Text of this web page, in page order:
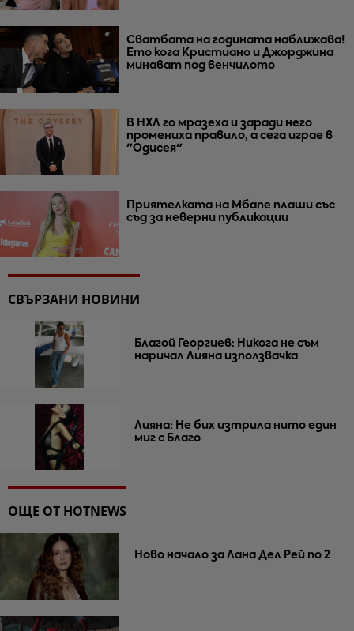
Сватбата на годината наближава!
Ето кога Кристиано и Джорджина
минават под венчилото
В НХЛ го мразеха и заради него
промениха правило, а сега играе в
"Одисея"
Приятелката на Мбапе плаши със
съд за неверни публикации
СВЪРЗАНИ НОВИНИ
Благой Георгиев: Никога не съм
наричал Лияна използвачка
Лияна: Не бих изтрила нито един
миг с Благо
ОЩЕ ОТ HOTNEWS
Ново начало за Лана Дел Рей по 2